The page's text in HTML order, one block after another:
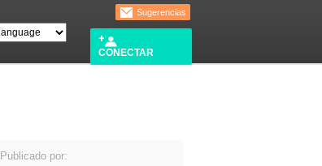
Sugerencias
CONECTAR
Publicado por: